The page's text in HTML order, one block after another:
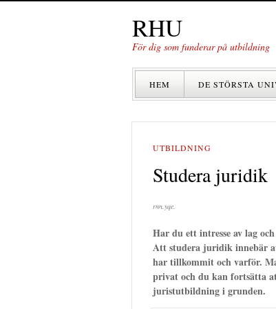
RHU
För dig som funderar på utbildning
HEM DE STÖRSTA
UTBILDNING
Studera juridik
rnn.yqe.
Har du ett intresse av lag
Att studera juridik innebär
har tillkommit och varför.
privat och du kan fortsätta
juristutbildning i grunden.